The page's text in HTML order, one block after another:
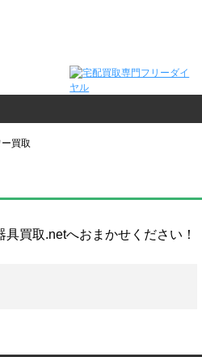
買取
買取.netへおまかせください！